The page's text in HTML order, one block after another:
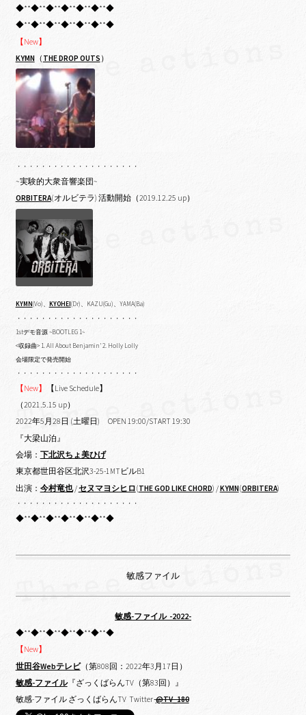
◆**◆**◆**◆**◆**◆**◆
◆**◆**◆**◆**◆**◆**◆
【New】
KYMN（ THE DROP OUTS ）
・・・・・・・・・・・・・・・・・・・・
~実験的大衆音響楽団~
ORBITERA(オルビテラ) 活動開始（2019.12.25 up）
KYMN(Vo)、 KYOHEI(Dr)、KAZU(Gu)、YAMA(Ba)
・・・・・・・・・・・・・・・・・・・・
1stデモ音源 ~BOOTLEG 1~
<収録曲> 1. All About Benjamin’ 2. Holly Lolly
会場限定で発売開始
・・・・・・・・・・・・・・・・・・・・
【New】
【Live Schedule】
（2021.5.15 up）
2022年5月28日 (土曜日) OPEN 19:00/START 19:30
『大梁山泊』
会場： 下北沢ちょ美ひげ
東京都世田谷区北沢3-25-1MTビルB1
出演： 今村竜也/セヌマヨシヒロ(THE GOD LIKE CHORD) /KYMN(ORBITERA)
・・・・・・・・・・・・・・・・・・・・
◆**◆**◆**◆**◆**◆**◆
敏感ファイル
敏感-ファイル -2022-
◆**◆**◆**◆**◆**◆**◆
【New】
世田谷Webテレビ（第808回：2022年3月17日）
敏感-ファイル『ざっくばらんTV（第83回）』
敏感-ファイル ざっくばらんTV Twitter@TV_180